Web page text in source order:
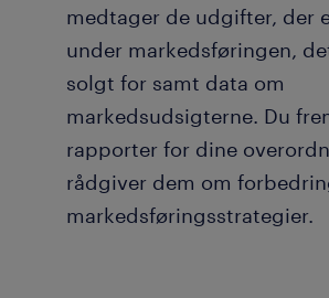
medtager de udgifter, der
under markedsføringen,
solgt for samt data om
markedsudsigterne. Du
rapporter for dine
rådgiver dem om
markedsføringsstrategier.